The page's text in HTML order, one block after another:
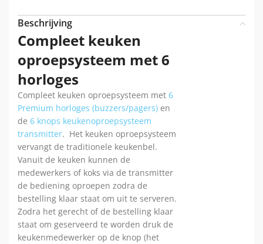
Beschrijving
Compleet keuken
oproepsysteem met 6
horloges
Compleet keuken oproepsysteem met 6
Premium horloges (buzzers/pagers) en
de 6 knops keukenoproepsysteem
transmitter. Het keuken oproepsysteem
vervangt de traditionele keukenbel.
Vanuit de keuken kunnen de
medewerkers of koks via de transmitter
de bediening oproepen zodra de
bestelling klaar staat om uit te serveren.
Zodra het gerecht of de bestelling klaar
staat om geserveerd te worden druk de
keukenmedewerker op de knop (het